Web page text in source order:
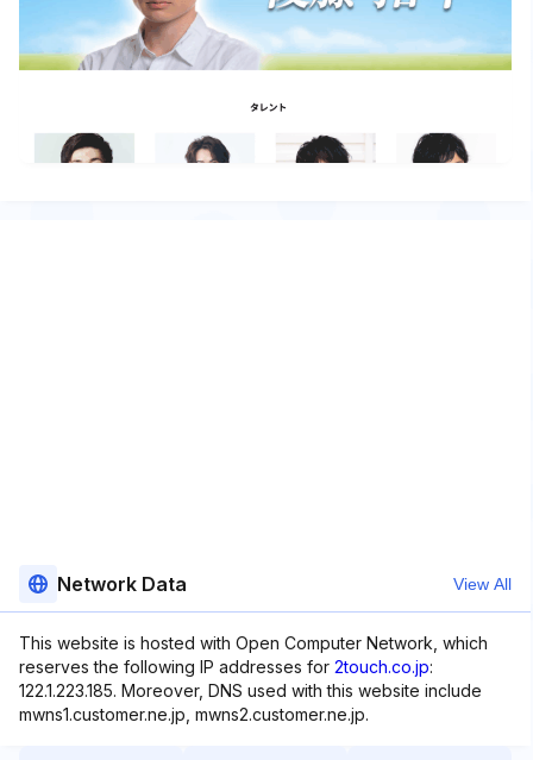
Network Data View All
This website is hosted with Open Computer Network, which
reserves the following IP addresses for 2touch.co.jp:
122.1.223.185. Moreover, DNS used with this website include
mwns1.customer.ne.jp, mwns2.customer.ne.jp.